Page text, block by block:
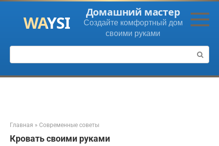
Перейти
контенту
Домашний мастер
Создайте комфортный дом
своими руками
Поиск:
Главная » Современные советы
Кровать своими руками